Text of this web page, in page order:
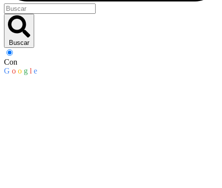
Buscar
Con
G o o g l e